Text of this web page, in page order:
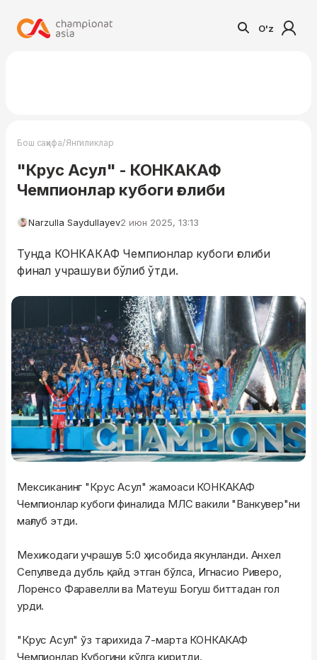
O'z
Бош саҳифа/Янгиликлар
"Крус Асул" - КОНКАКАФ
Чемпионлар кубоги ғолиби
Narzulla Saydullayev2 июн 2025, 13:13
Тунда КОНКАКАФ Чемпионлар кубоги ғолиби
финал учрашуви бўлиб ўтди.
Мексиканинг "Крус Асул" жамоаси КОНКАКАФ
Чемпионлар кубоги финалида МЛС вакили "Ванкувер"ни
мағлуб этди.
Мехикодаги учрашув 5:0 ҳисобида якунланди. Анхел
Сепулведа дубль қайд этган бўлса, Игнасио Риверо,
Лоренсо Фаравелли ва Матеуш Богуш биттадан гол
урди.
"Крус Асул" ўз тарихида 7-марта КОНКАКАФ
Чемпионлар Кубогини қўлга киритди.